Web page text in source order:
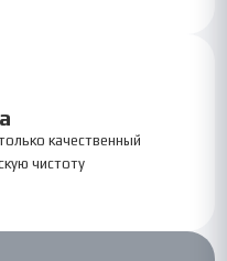
качественный
чистоту